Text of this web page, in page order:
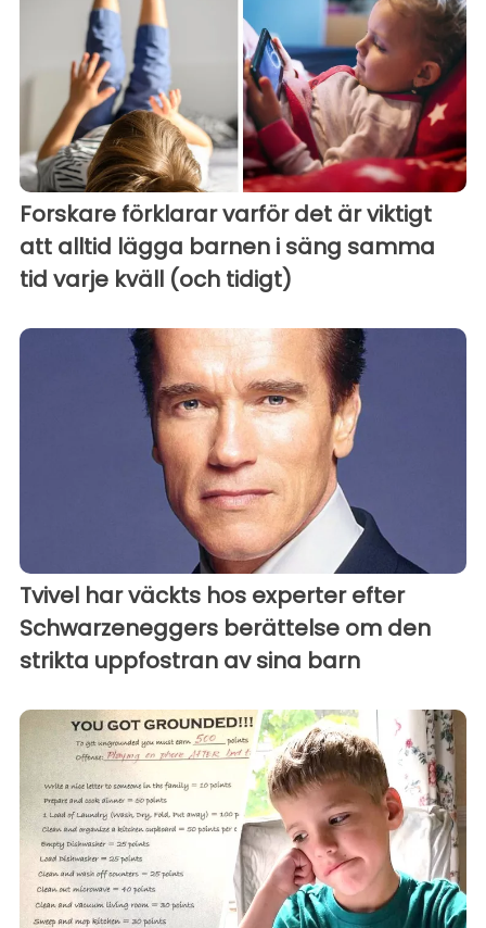
Forskare förklarar varför det är viktigt
att alltid lägga barnen i säng samma
tid varje kväll (och tidigt)
Tvivel har väckts hos experter efter
Schwarzeneggers berättelse om den
strikta uppfostran av sina barn